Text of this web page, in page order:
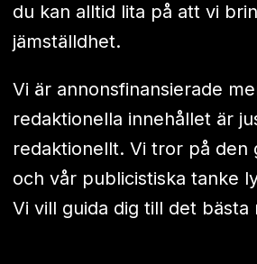
du kan alltid lita på att vi
jämställdhet.
Vi är annonsfinansierade
redaktionella innehållet är
redaktionellt. Vi tror på den
och vår publicistiska tanke
Vi vill guida dig till det bästa